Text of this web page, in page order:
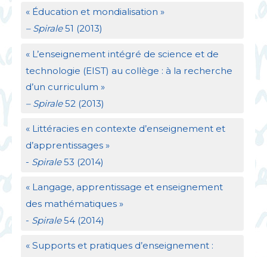
« Éducation et mondialisation »
– Spirale51 (2013)
« L’enseignement intégré de science et de
technologie (EIST) au collège : à la recherche
d’un curriculum »
– Spirale52 (2013)
« Littéracies en contexte d’enseignement et
d’apprentissages »
- Spirale53 (2014)
« Langage, apprentissage et enseignement
des mathématiques »
- Spirale54 (2014)
« Supports et pratiques d’enseignement :